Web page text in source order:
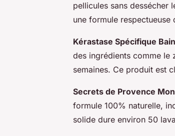
pellicules sans dessécher
une formule respectueuse
Kérastase Spécifique
des ingrédients comme le
semaines. Ce produit est
Secrets de Provence
formule 100% naturelle,
solide dure environ 50